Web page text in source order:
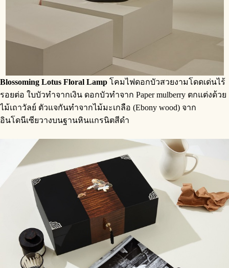
Blossoming Lotus Floral Lamp โคมไฟดอกบัวสวยงามโดดเด่นไร้
รอยต่อ ใบบัวทำจากเงิน ดอกบัวทำจาก Paper mulberry ตกแต่งด้วย
ไม้เถาวัลย์ ตัวแจกันทำจากไม้มะเกลือ (Ebony wood) จาก
อินโดนีเซียวางบนฐานหินแกรนิตสีดำ